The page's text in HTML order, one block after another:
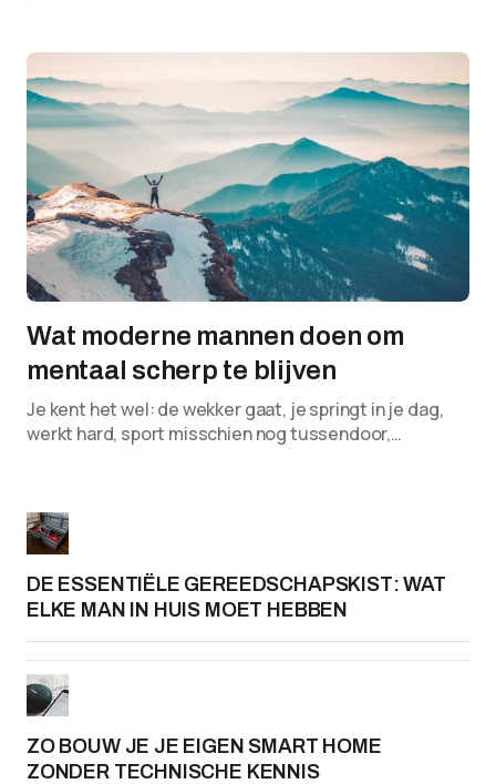
Wat moderne mannen doen om
mentaal scherp te blijven
Je kent het wel: de wekker gaat, je springt in je dag,
werkt hard, sport misschien nog tussendoor,…
DE ESSENTIËLE GEREEDSCHAPSKIST: WAT
ELKE MAN IN HUIS MOET HEBBEN
ZO BOUW JE JE EIGEN SMART HOME
ZONDER TECHNISCHE KENNIS